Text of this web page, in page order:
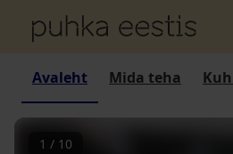
Avaleht Mida teha
1 / 10